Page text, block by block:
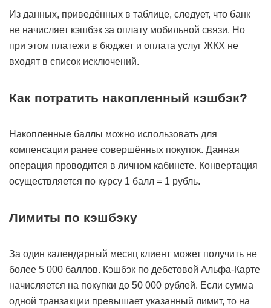
Из данных, приведённых в таблице, следует, что банк
не начисляет кэшбэк за оплату мобильной связи. Но
при этом платежи в бюджет и оплата услуг ЖКХ не
входят в список исключений.
Как потратить накопленный кэшбэк?
Накопленные баллы можно использовать для
компенсации ранее совершённых покупок. Данная
операция проводится в личном кабинете. Конвертация
осуществляется по курсу 1 балл = 1 рубль.
Лимиты по кэшбэку
За один календарный месяц клиент может получить не
более 5 000 баллов. Кэшбэк по дебетовой Альфа-Карте
начисляется на покупки до 50 000 рублей. Если сумма
одной транзакции превышает указанный лимит, то на